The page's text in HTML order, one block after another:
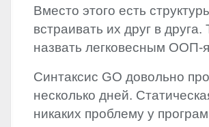
Вместо этого есть
встраивать их друг в
назвать легковесным ООП-
Синтаксис GO довольно
несколько дней.
никаких проблему у